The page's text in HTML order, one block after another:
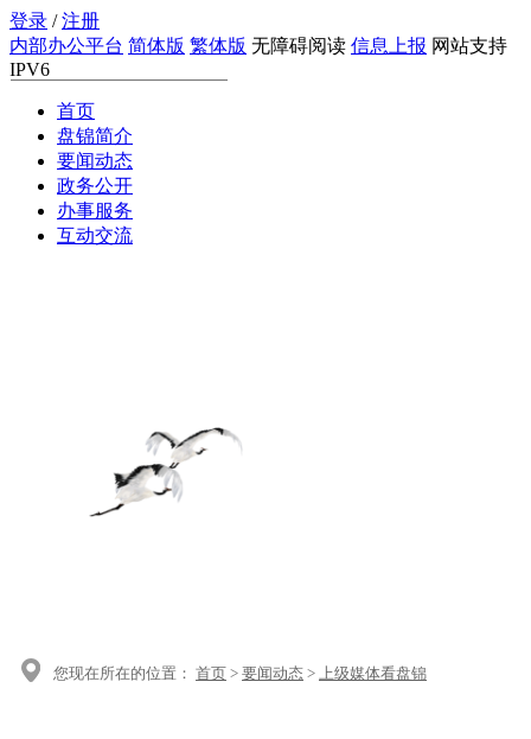
登录 /注册
内部办公平台 简体版 繁体版 无障碍阅读 信息上报 网站支持
IPV6
搜索
首页
盘锦简介
要闻动态
政务公开
办事服务
互动交流
您现在所在的位置： 首页 > 要闻动态 > 上级媒体看盘锦